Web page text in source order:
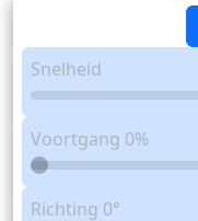
Snelheid
Voortgang 0%
Richting 0°